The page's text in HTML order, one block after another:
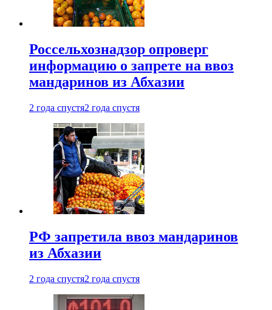
Россельхознадзор опроверг
информацию о запрете на ввоз
мандаринов из Абхазии
2 года спустя2 года спустя
РФ запретила ввоз мандаринов
из Абхазии
2 года спустя2 года спустя